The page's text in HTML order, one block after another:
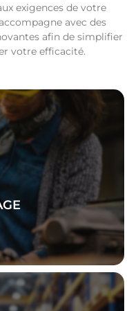
exigences de votre
avec des
afin de simplifier
votre efficacité.
variée d’
de qualité
vos
besoins en
et